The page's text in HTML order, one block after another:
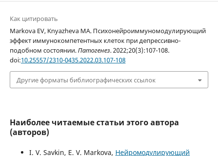
Как цитировать
Markova EV, Knyazheva MA. Психонейроиммуномодулирующий
эффект иммунокомпетентных клеток при депрессивно-
подобном состоянии.Патогенез. 2022;20(3):107-108.
doi:10.25557/2310-0435.2022.03.107-108
Другие форматы библиографических ссылок
Наиболее читаемые статьи этого автора
(авторов)
I. V. Savkin, E. V. Markova, Нейромодулирующий